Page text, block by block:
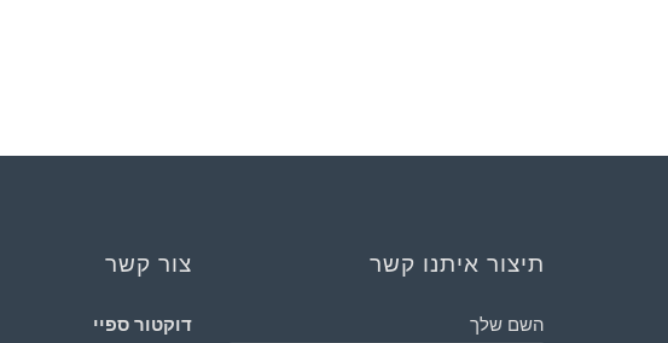
צור קשר
דוקטור ספיי
תיצור איתנו קשר
השם שלך